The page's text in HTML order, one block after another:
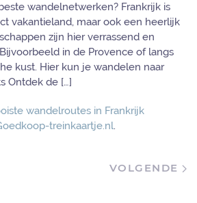
wandelnetwerken? Frankrijk is
vakantieland, maar ook een heerlijk
zijn hier verrassend en
in de Provence of langs
kust. Hier kun je wandelen naar
Ontdek de […]
wandelroutes in Frankrijk
treinkaartje.nl.
VOLGENDE